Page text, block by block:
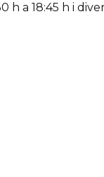
h a 18:45 h i